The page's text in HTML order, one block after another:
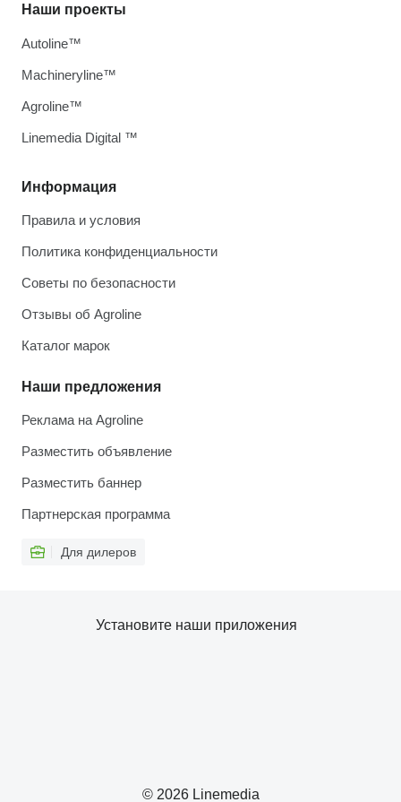
Информация
Правила и условия
Политика конфиденциальности
Советы по безопасности
Отзывы об Agroline
Каталог марок
Наши предложения
Реклама на Agroline
Разместить объявление
Разместить баннер
Партнерская программа
Для дилеров
Наши проекты
Autoline™
Machineryline™
Agroline™
Linemedia Digital ™
© 2026 Linemedia
Установите наши приложения